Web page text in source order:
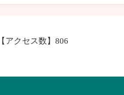
【アクセス数】 806